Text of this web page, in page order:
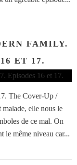
FAMILY.
ET 17.
The Cover-Up /
elle nous le
de ce mal. On
le même niveau car...